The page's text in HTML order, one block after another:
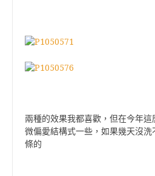
兩種的效果我都喜歡，但在今年
微偏愛結構式一些，如果幾天沒
條的